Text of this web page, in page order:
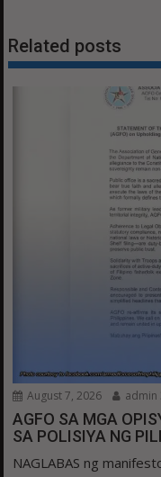
Related posts
August 7, 2026 admin
AGFO SA MGA
SA POLISIYA NG
NAGLABAS ng